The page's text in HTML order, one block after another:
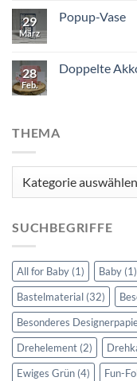
29
März
Popup-Vase
28
Feb.
Doppelte
THEMA
SUCHBEGRIFFE
All for Baby (1) Baby (1)
Bastelmaterial (32)
Besonderes
Drehelement (2)
Ewiges Grün (4) Fun-